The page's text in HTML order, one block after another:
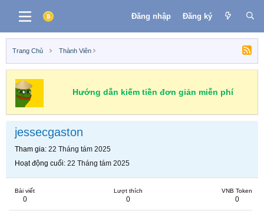
Đăng nhập Đăng ký
Trang Chủ Thành Viên
Hướng dẫn kiếm tiền đơn giản miễn phí
jessecgaston
Tham gia 22 Tháng tám 2025
Hoạt động cuối 22 Tháng tám 2025
Bài viết
0
Lượt thích
0
VNB Token
0